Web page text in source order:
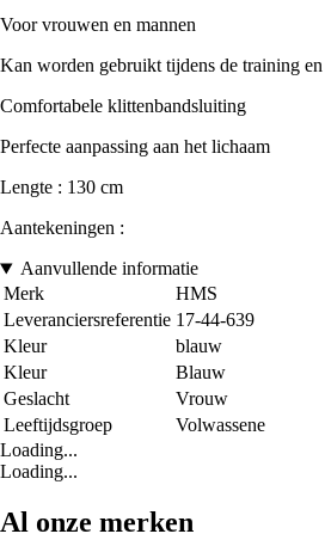
Voor vrouwen en mannen
Kan worden gebruikt tijdens de training
Comfortabele klittenbandsluiting
Perfecte aanpassing aan het lichaam
Lengte : 130 cm
Aantekeningen :
Aanvullende informatie
Merk
HMS
Leveranciersreferentie 17-44-639
Kleur
blauw
Kleur
Blauw
Geslacht
Vrouw
Leeftijdsgroep
Volwassene
Loading...
Loading...
Al onze merken